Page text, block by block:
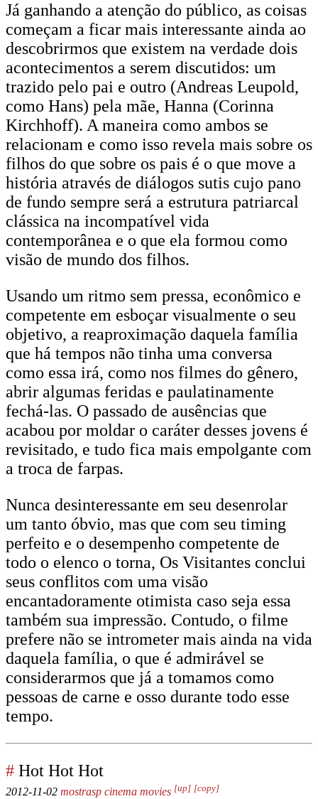
Já ganhando a atenção do público, as coisas
começam a ficar mais interessante ainda ao
descobrirmos que existem na verdade dois
acontecimentos a serem discutidos: um
trazido pelo pai e outro (Andreas Leupold,
como Hans) pela mãe, Hanna (Corinna
Kirchhoff). A maneira como ambos se
relacionam e como isso revela mais sobre os
filhos do que sobre os pais é o que move a
história através de diálogos sutis cujo pano
de fundo sempre será a estrutura patriarcal
clássica na incompatível vida
contemporânea e o que ela formou como
visão de mundo dos filhos.
Usando um ritmo sem pressa, econômico e
competente em esboçar visualmente o seu
objetivo, a reaproximação daquela família
que há tempos não tinha uma conversa
como essa irá, como nos filmes do gênero,
abrir algumas feridas e paulatinamente
fechá-las. O passado de ausências que
acabou por moldar o caráter desses jovens é
revisitado, e tudo fica mais empolgante com
a troca de farpas.
Nunca desinteressante em seu desenrolar
um tanto óbvio, mas que com seu timing
perfeito e o desempenho competente de
todo o elenco o torna, Os Visitantes conclui
seus conflitos com uma visão
encantadoramente otimista caso seja essa
também sua impressão. Contudo, o filme
prefere não se intrometer mais ainda na vida
daquela família, o que é admirável se
considerarmos que já a tomamos como
pessoas de carne e osso durante todo esse
tempo.
# Hot Hot Hot
2012-11-02 mostrasp cinema movies [up] [copy]